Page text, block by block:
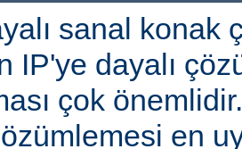
sanal konak
IP'ye dayalı
çok
en